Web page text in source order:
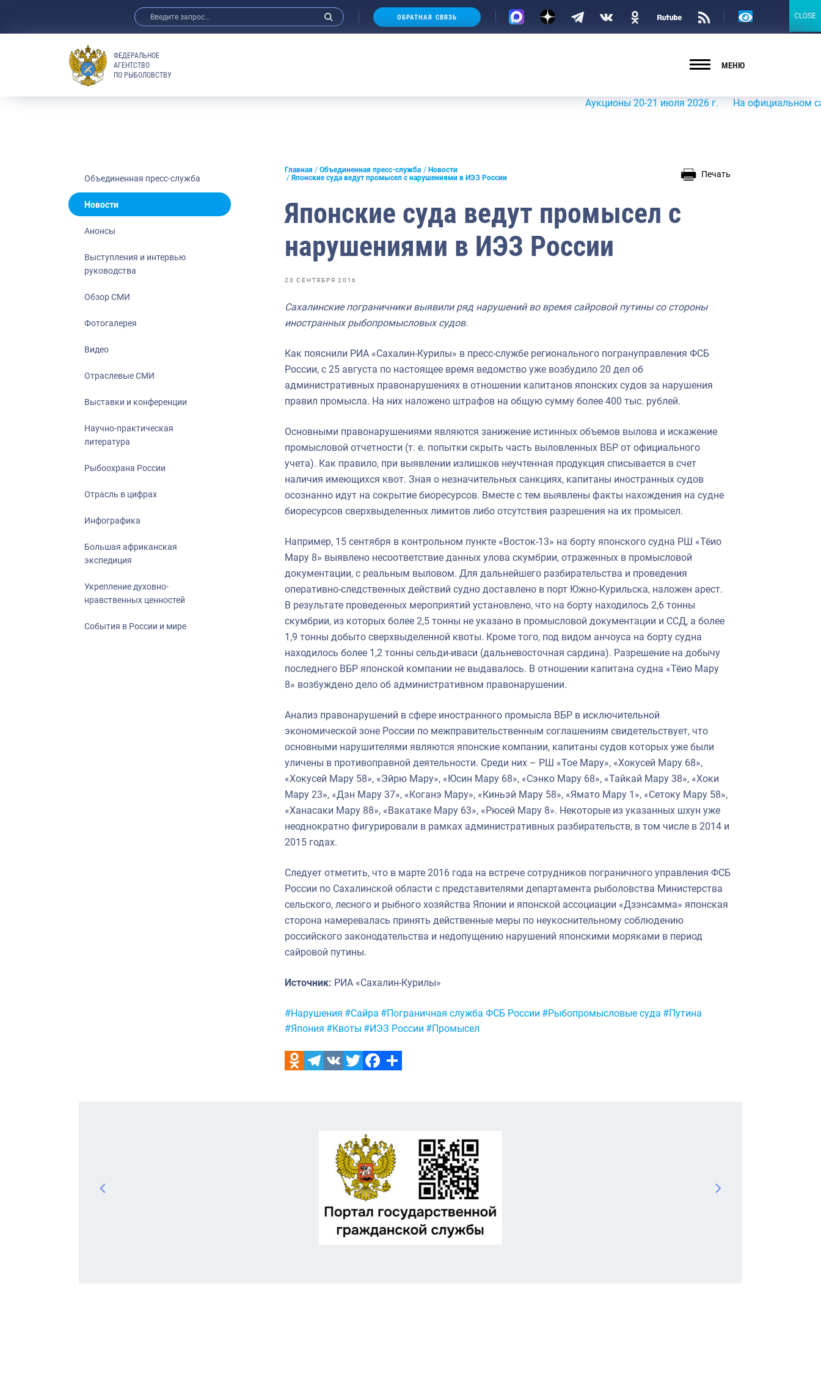
Анонсы
Отраслевые СМИ
Выставки и конференции
Рыбоохрана России
События в России и мире
ОБРАТНАЯ СВЯЗЬ
Версия
ФЕДЕРАЛЬНОЕ
АГЕНТСТВО
ПО РЫБОЛОВСТВУ
МЕНЮ
Аукционы 20-21 июля 2026 г. На официальном сайте
Объединенная пресс-служба
Новости
Анонсы
Выступления и интервью
руководства
Обзор СМИ
Фотогалерея
Видео
Отраслевые СМИ
Выставки и конференции
Научно-практическая
литература
Рыбоохрана России
Отрасль в цифрах
Инфографика
Большая африканская
экспедиция
Укрепление духовно-
нравственных ценностей
События в России и мире
Главная Объединенная пресс-служба
Новости
Японские суда ведут промысел с нарушениями в ИЭЗ России
Печать
Японские суда ведут промысел с
нарушениями в ИЭЗ России
23 СЕНТЯБРЯ 2016
Сахалинские пограничники выявили ряд нарушений во время сайровой путины со стороны
иностранных рыбопромысловых судов.
Как пояснили РИА «Сахалин-Курилы» в пресс-службе регионального погрануправления ФСБ
России, с 25 августа по настоящее время ведомство уже возбудило 20 дел об
административных правонарушениях в отношении капитанов японских судов за нарушения
правил промысла. На них наложено штрафов на общую сумму более 400 тыс. рублей.
Основными правонарушениями являются занижение истинных объемов вылова и искажение
промысловой отчетности (т. е. попытки скрыть часть выловленных ВБР от официального
учета). Как правило, при выявлении излишков неучтенная продукция списывается в счет
наличия имеющихся квот. Зная о незначительных санкциях, капитаны иностранных судов
осознанно идут на сокрытие биоресурсов. Вместе с тем выявлены факты нахождения на судне
биоресурсов сверхвыделенных лимитов либо отсутствия разрешения на их промысел.
Например, 15 сентября в контрольном пункте «Восток-13» на борту японского судна РШ «Тёио
Мару 8» выявлено несоответствие данных улова скумбрии, отраженных в промысловой
документации, с реальным выловом. Для дальнейшего разбирательства и проведения
оперативно-следственных действий судно доставлено в порт Южно-Курильска, наложен арест.
В результате проведенных мероприятий установлено, что на борту находилось 2,6 тонны
скумбрии, из которых более 2,5 тонны не указано в промысловой документации и ССД, а более
1,9 тонны добыто сверхвыделенной квоты. Кроме того, под видом анчоуса на борту судна
находилось более 1,2 тонны сельди-иваси (дальневосточная сардина). Разрешение на добычу
последнего ВБР японской компании не выдавалось. В отношении капитана судна «Тёио Мару
8» возбуждено дело об административном правонарушении.
Анализ правонарушений в сфере иностранного промысла ВБР в исключительной
экономической зоне России по межправительственным соглашениям свидетельствует, что
основными нарушителями являются японские компании, капитаны судов которых уже были
уличены в противоправной деятельности. Среди них – РШ «Тое Мару», «Хокусей Мару 68»,
«Хокусей Мару 58», «Эйрю Мару», «Юсин Мару 68», «Сэнко Мару 68», «Тайкай Мару 38», «Хоки
Мару 23», «Дэн Мару 37», «Коганэ Мару», «Киньэй Мару 58», «Ямато Мару 1», «Сетоку Мару 58»,
«Ханасаки Мару 88», «Вакатаке Мару 63», «Рюсей Мару 8». Некоторые из указанных шхун уже
неоднократно фигурировали в рамках административных разбирательств, в том числе в 2014 и
2015 годах.
Следует отметить, что в марте 2016 года на встрече сотрудников пограничного управления ФСБ
России по Сахалинской области с представителями департамента рыболовства Министерства
сельского, лесного и рыбного хозяйства Японии и японской ассоциации «Дзэнсамма» японская
сторона намеревалась принять действенные меры по неукоснительному соблюдению
российского законодательства и недопущению нарушений японскими моряками в период
сайровой путины.
Источник: РИА «Сахалин-Курилы»
Метки:
#Нарушения #Сайра #Пограничная служба ФСБ России #Рыбопромысловые суда #Путина
#Япония #Квоты #ИЭЗ России #Промысел
CLOSE
CLOSE